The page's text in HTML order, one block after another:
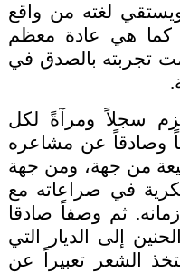
لغته من واقع
كما هي عادة معظم
تجربته بالصدق في
سجلاً ومرآةً لكل
وصادقاً عن مشاعره
من جهة، ومن جهة
في صراعاته مع
ثم وصفاً صادقا
إلى الديار التي
الشعر تعبيراً عن